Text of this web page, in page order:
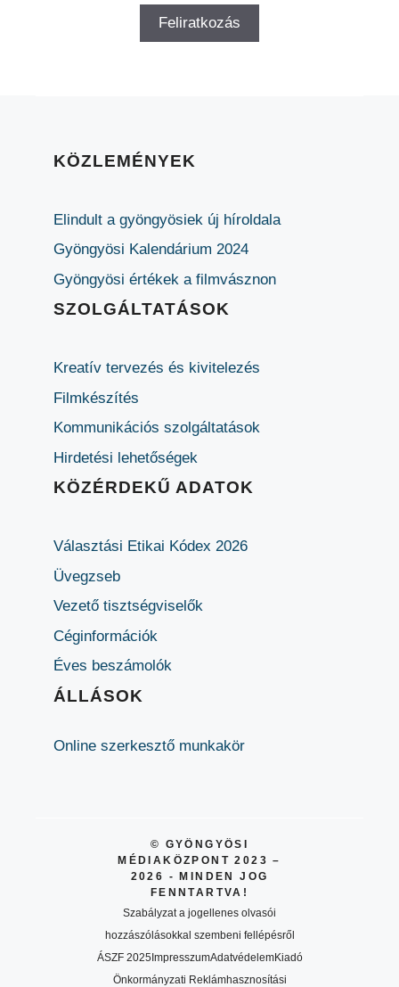
KÖZLEMÉNYEK
Elindult a gyöngyösiek új híroldala
Gyöngyösi Kalendárium 2024
Gyöngyösi értékek a filmvásznon
SZOLGÁLTATÁSOK
Kreatív tervezés és kivitelezés
Filmkészítés
Kommunikációs szolgáltatások
Hirdetési lehetőségek
KÖZÉRDEKŰ ADATOK
Választási Etikai Kódex 2026
Üvegzseb
Vezető tisztségviselők
Céginformációk
Éves beszámolók
ÁLLÁSOK
Online szerkesztő munkakör
© GYÖNGYÖSI
MÉDIAKÖZPONT 2023 –
2026 - MINDEN JOG
FENNTARTVA!
Szabályzat a jogellenes olvasói
hozzászólásokkal szembeni fellépésről
ÁSZF 2025ImpresszumAdatvédelemKiadó
Önkormányzati Reklámhasznosítási